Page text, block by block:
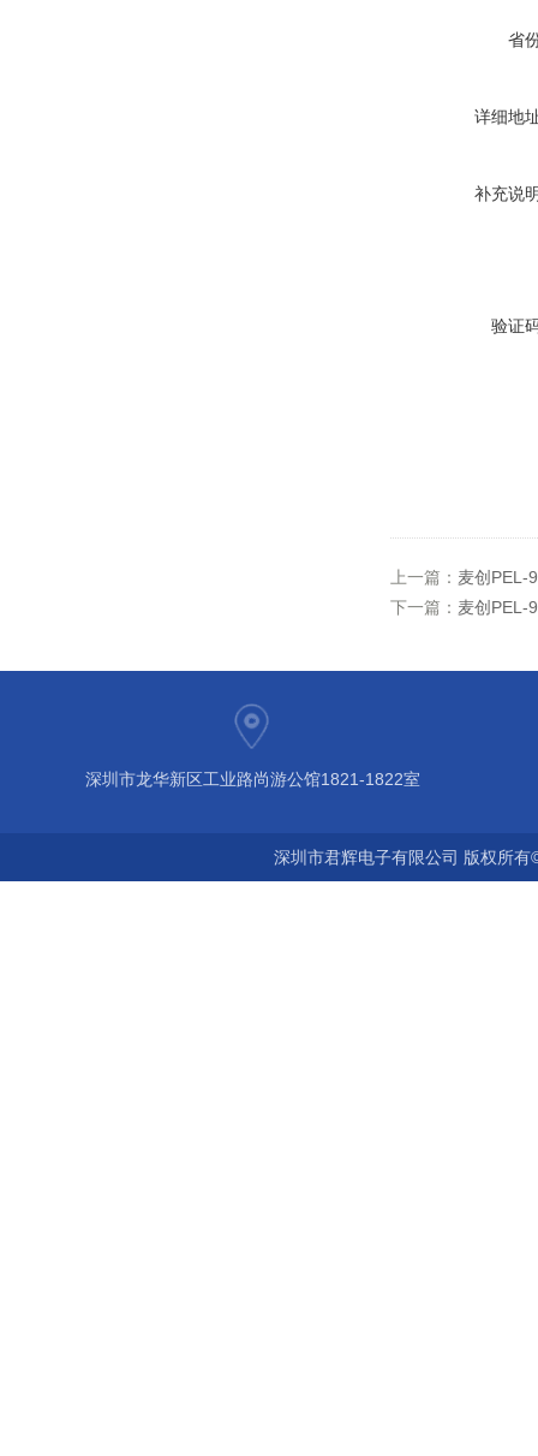
省
详细地
补充说
验证
上一篇： 麦创PEL-
下一篇： 麦创PEL-
深圳市龙华新区工业路尚游公馆1821-1822室
深圳市君辉电子有限公司 版权所